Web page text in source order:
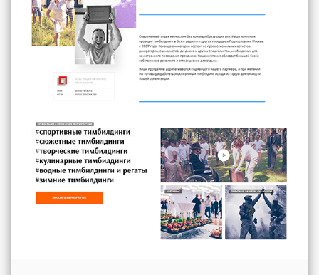
Текстовый блок с описанием данной
секции или блока.